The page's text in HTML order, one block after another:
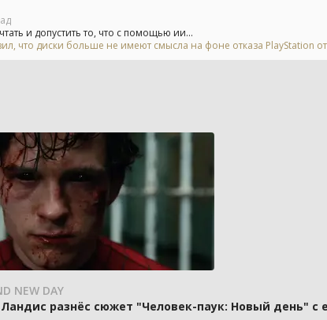
и допустить то, что с помощью ии...
что диски больше не имеют смысла на фоне отказа PlayStation
NEW DAY
разнёс сюжет "Человек-паук: Новый день"